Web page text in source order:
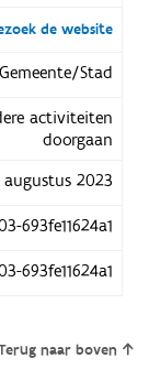
de website
Gemeente/Stad
activiteiten
doorgaan
2023
693fe11624a1
693fe11624a1
naar boven